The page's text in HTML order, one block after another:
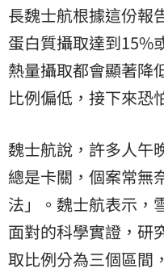
長魏士航根據這份報
蛋白質攝取達到15%
熱量攝取都會顯著降
比例偏低，接下來恐
魏士航說，許多人午
總是卡關，個案常無
法」。魏士航表示，
面對的科學實證，研
取比例分為三個區間